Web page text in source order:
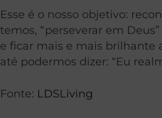
Esse é o nosso objetivo:
temos, “perseverar em
e ficar mais e mais brilhante
até podermos dizer: “Eu
Fonte: LDSLiving